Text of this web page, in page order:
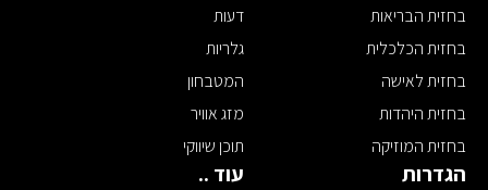
בחזית הבריאות
בחזית הכלכלית
בחזית לאישה
בחזית היהדות
בחזית המוזיקה
דעות
גלריות
המטבחון
מזג אוויר
תוכן שיווקי
הגדרות עוד ..